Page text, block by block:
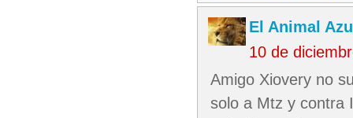
El Animal
10 de
Amigo Xiovery no
solo a Mtz y contra